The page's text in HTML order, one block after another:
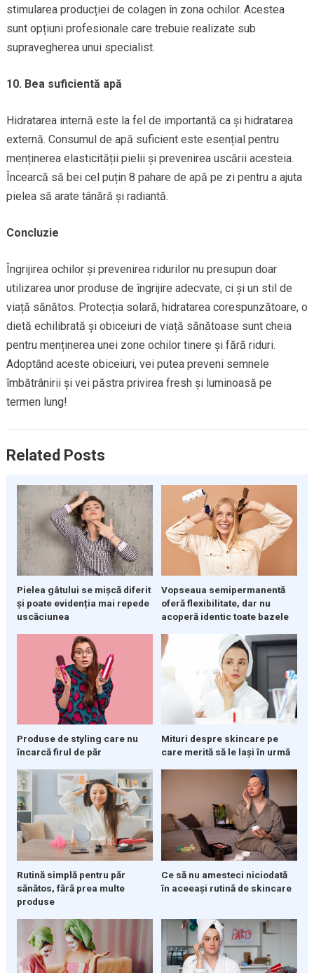
stimularea producției de colagen în zona ochilor. Acestea
sunt opțiuni profesionale care trebuie realizate sub
supravegherea unui specialist.
10. Bea suficientă apă
Hidratarea internă este la fel de importantă ca și hidratarea
externă. Consumul de apă suficient este esențial pentru
menținerea elasticității pielii și prevenirea uscării acesteia.
Încearcă să bei cel puțin 8 pahare de apă pe zi pentru a ajuta
pielea să arate tânără și radiantă.
Concluzie
Îngrijirea ochilor și prevenirea ridurilor nu presupun doar
utilizarea unor produse de îngrijire adecvate, ci și un stil de
viață sănătos. Protecția solară, hidratarea corespunzătoare, o
dietă echilibrată și obiceiuri de viață sănătoase sunt cheia
pentru menținerea unei zone ochilor tinere și fără riduri.
Adoptând aceste obiceiuri, vei putea preveni semnele
îmbătrânirii și vei păstra privirea fresh și luminoasă pe
termen lung!
Related Posts
Pielea gâtului se mișcă diferit
și poate evidenția mai repede
uscăciunea
Vopseaua semipermanentă
oferă flexibilitate, dar nu
acoperă identic toate bazele
Produse de styling care nu
încarcă firul de păr
Mituri despre skincare pe
care merită să le lași în urmă
Rutină simplă pentru păr
sănătos, fără prea multe
produse
Ce să nu amesteci niciodată
în aceeași rutină de skincare